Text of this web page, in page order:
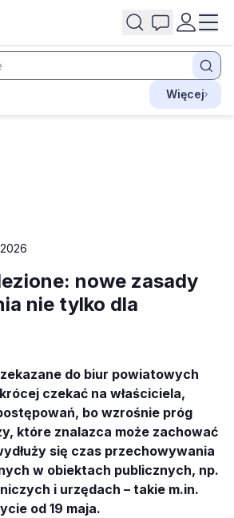
Więcej
nowe zasady
nie tylko dla
do biur powiatowych
czekać na właściciela,
bo wzrośnie próg
które znalazca może zachować
się czas przechowywania
w obiektach publicznych, np.
i urzędach – takie m.in.
od 19 maja.